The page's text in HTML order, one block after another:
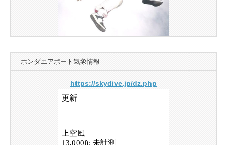
ホンダエアポート気象情報
https://skydive.jp/dz.php